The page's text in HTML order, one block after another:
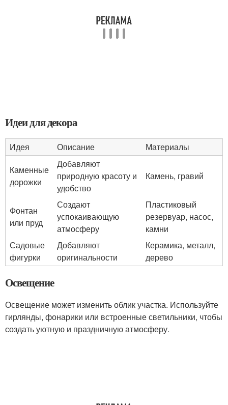
Идеи для декора
Идея Описание
Материалы
Каменные
дорожки
Добавляют
природную красоту и
удобство
Камень, гравий
Фонтан
или пруд
Создают
успокаивающую
атмосферу
Пластиковый
резервуар, насос,
камни
Садовые
фигурки
Добавляют
оригинальности
Керамика, металл,
дерево
Освещение
Освещение может изменить облик участка. Используйте
гирлянды, фонарики или встроенные светильники, чтобы
создать уютную и праздничную атмосферу.